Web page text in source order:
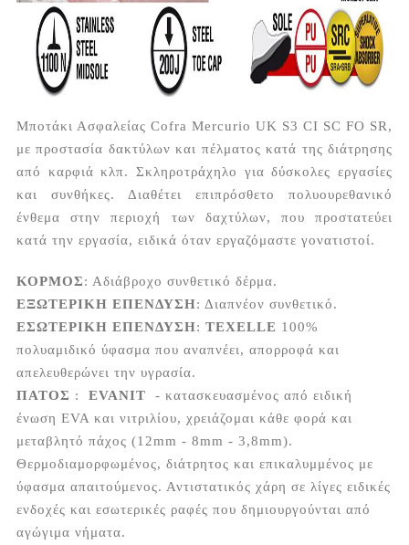
Μποτάκι Ασφαλείας Cofra Mercurio UK S3 CI SC FO SR,
με προστασία δακτύλων και πέλματος κατά της διάτρησης
από καρφιά κλπ. Σκληροτράχηλο για δύσκολες εργασίες
και συνθήκες. Διαθέτει επιπρόσθετο πολυουρεθανικό
ένθεμα στην περιοχή των δαχτύλων, που προστατεύει
κατά την εργασία, ειδικά όταν εργαζόμαστε γονατιστοί.
ΚΟΡΜΟΣ: Αδιάβροχο συνθετικό δέρμα.
ΕΞΩΤΕΡΙΚΗ ΕΠΕΝΔΥΣΗ: Διαπνέον συνθετικό.
ΕΣΩΤΕΡΙΚΗ ΕΠΕΝΔΥΣΗ: TEXELLE 100%
πολυαμιδικό ύφασμα που αναπνέει, απορροφά και
απελευθερώνει την υγρασία.
ΠΑΤΟΣ : EVANIT - κατασκευασμένος από ειδική
ένωση EVA και νιτριλίου, χρειάζομαι κάθε φορά και
μεταβλητό πάχος (12mm - 8mm - 3,8mm).
Θερμοδιαμορφωμένος, διάτρητος και επικαλυμμένος με
ύφασμα απαιτούμενος. Αντιστατικός χάρη σε λίγες ειδικές
ενδοχές και εσωτερικές ραφές που δημιουργούνται από
αγώγιμα νήματα.